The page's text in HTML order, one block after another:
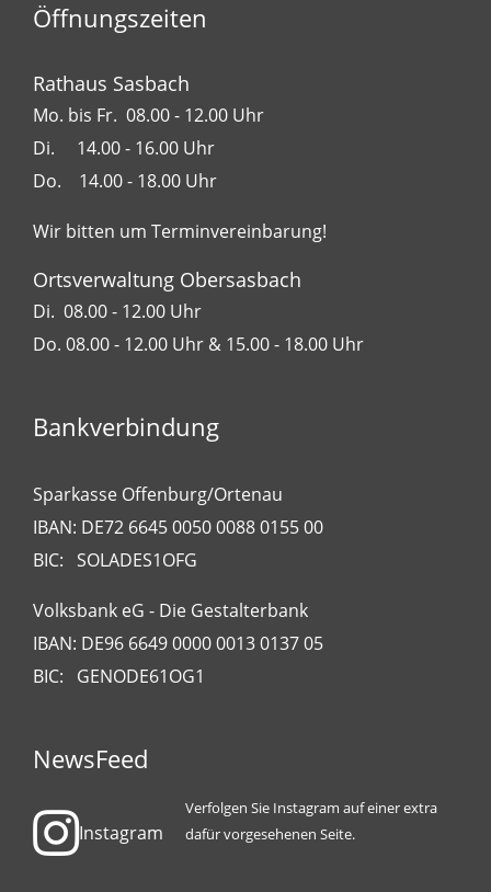
Öffnungszeiten
Rathaus Sasbach
Mo. bis Fr. 08.00 - 12.00 Uhr
Di. 14.00 - 16.00 Uhr
Do. 14.00 - 18.00 Uhr
Wir bitten um Terminvereinbarung!
Ortsverwaltung Obersasbach
Di. 08.00 - 12.00 Uhr
Do. 08.00 - 12.00 Uhr & 15.00 - 18.00 Uhr
Bankverbindung
Sparkasse Offenburg/Ortenau
IBAN: DE72 6645 0050 0088 0155 00
BIC: SOLADES1OFG
Volksbank eG - Die Gestalterbank
IBAN: DE96 6649 0000 0013 0137 05
BIC: GENODE61OG1
NewsFeed
Instagram
Verfolgen Sie Instagram auf einer extra
dafür vorgesehenen Seite.